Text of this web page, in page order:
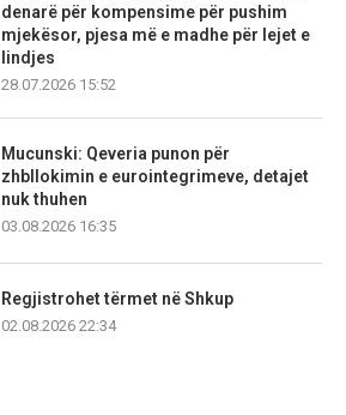
denarë për kompensime për pushim
mjekësor, pjesa më e madhe për lejet e
lindjes
28.07.2026 15:52
Mucunski: Qeveria punon për
zhbllokimin e eurointegrimeve, detajet
nuk thuhen
03.08.2026 16:35
Regjistrohet tërmet në Shkup
02.08.2026 22:34